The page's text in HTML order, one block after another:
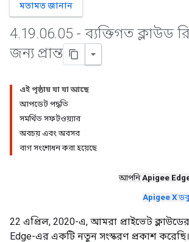
মতামত জানান
4.19.06.05 - ব্যক্তিগত ক্লাউড
জন্য প্রান্ত
এই পৃষ্ঠায় যা যা আছে
আপডেট পদ্ধতি
সমর্থিত সফটওয়্যার
অবচয় এবং অবসর
বাগ সংশোধন করা হয়েছে
আপনিApigee
Apigee X
22 এপ্রিল, 2020-এ, আমরা প্রাইভেট
Edge-এর একটি নতুন সংস্করণ প্রকাশ করেছি।